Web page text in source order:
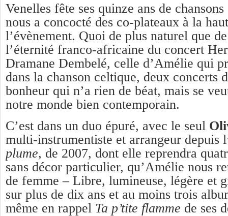
Venelles fête ses quinze ans de
nous a concocté des co-plateaux à la
l’évènement. Quoi de plus naturel que
l’éternité franco-africaine du concert
Dramane Dembelé, celle d’Amélie qui
dans la chanson celtique, deux concerts
bonheur qui n’a rien de béat, mais se
notre monde bien contemporain.
C’est dans un duo épuré, avec le seul
multi-instrumentiste et arrangeur depuis
plume, de 2007, dont elle reprendra
sans décor particulier, qu’Amélie nous
de femme – Libre, lumineuse, légère et
sur plus de dix ans et au moins trois
même en rappel Ta p’tite flamme de ses